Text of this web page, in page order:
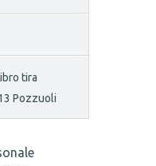
tira
Pozzuoli